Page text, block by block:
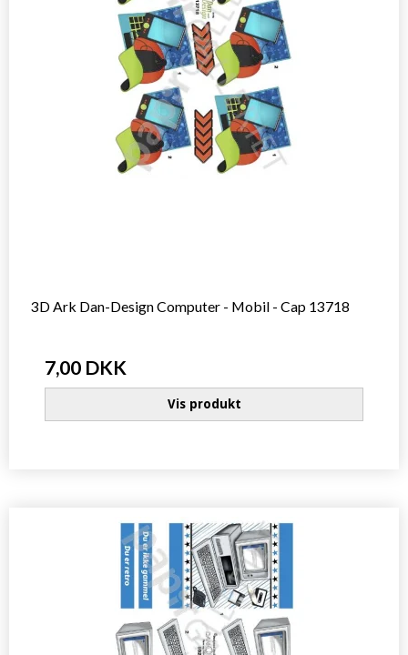
3D Ark Dan-Design Computer - Mobil - Cap 13718
7,00 DKK
Vis produkt